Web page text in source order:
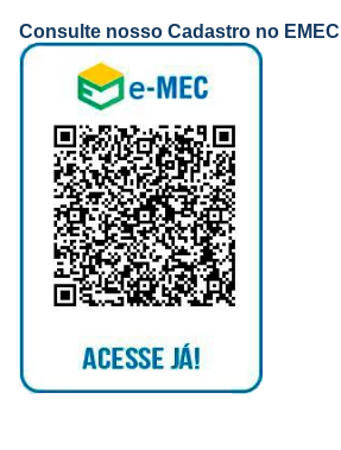
Consulte nosso Cadastro no EMEC